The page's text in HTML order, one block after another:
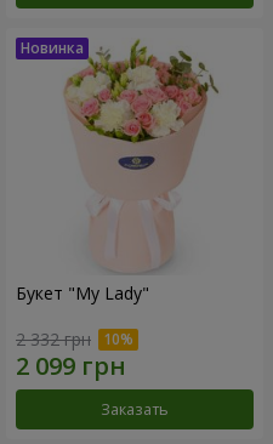
Букет "My Lady"
2 332 грн
Заказать